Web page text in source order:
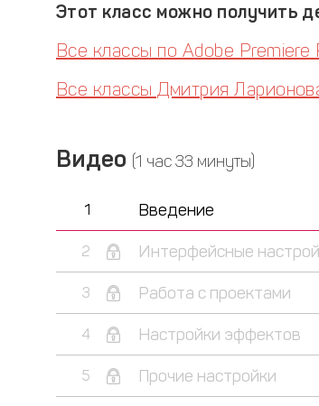
Этот класс можно получить
Все классы по Adobe Premiere
Все классы Дмитрия
Видео (1 час 33 минуты)
1 Введение
2 Интерфейсные
3 Работа с проектами
4 Настройки эффектов
5 Прочие настройки